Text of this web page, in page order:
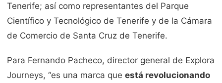
Tenerife; así como representantes del Parque
Científico y Tecnológico de Tenerife y de la Cámara
de Comercio de Santa Cruz de Tenerife.
Para Fernando Pacheco, director general de Explora
Journeys, “es una marca que está revolucionando